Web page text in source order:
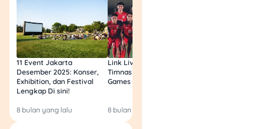
ketinggalanupdatepenting
lainnya! Cek juga daftar
kartu kredit buat pengguna
transportasi, banyak
promonya!
11 Event Jakarta
Desember 2025: Konser,
Exhibition, dan Festival
Lengkap Di sini!
8 bulan yang lalu
Link Live Streaming
Timnas vs Filipina SEA
Games Malam Ini, Gratis!
8 bulan yang lalu